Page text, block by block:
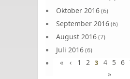
Oktober 2016(6)
September 2016(6)
August 2016(7)
Juli 2016(6)
Juni 2016(7)
« ‹ 1 2 3 4 5 6
»